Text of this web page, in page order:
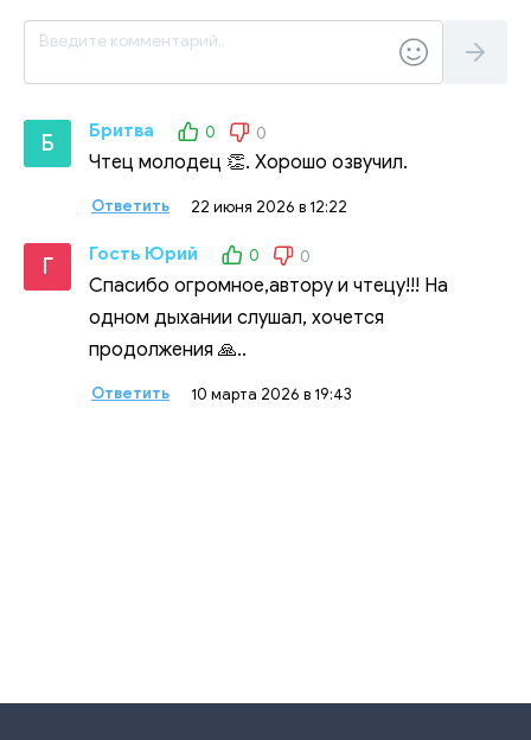
Б Бритва 0 0
Чтец молодец 👏. Хорошо озвучил.
Ответить 22 июня 2026 в 12:22
Г Гость Юрий 0 0
Спасибо огромное,автору и чтецу!!! На
одном дыхании слушал, хочется
продолжения 🙏..
Ответить 10 марта 2026 в 19:43